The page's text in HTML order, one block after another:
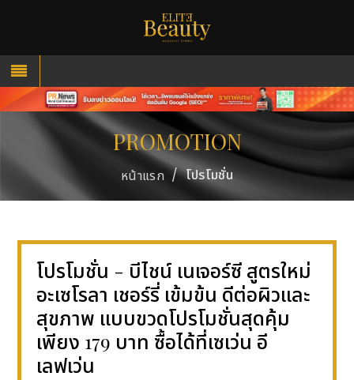
PROMOTION
หน้าแรก / โปรโมชั่น
โปรโมชั่น - บีไชน์ เนเจอร์ซี สูตรใหม่
อะเซโรลา เชอร์รี่ เข้มข้น ดีต่อผิวและ
สุขภาพ แบบขวดโปรโมชั่นสุดคุ้ม
เพียง 179 บาท ซื้อได้ที่เซเว่น อี
เลฟเว่น